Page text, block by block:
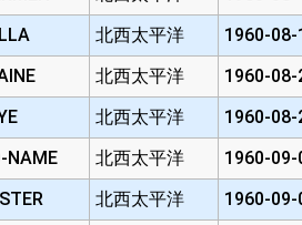
北西太平洋
1960-08-
北西太平洋
1960-08-
北西太平洋
1960-08-
NAME 北西太平洋
1960-09-
北西太平洋
1960-09-